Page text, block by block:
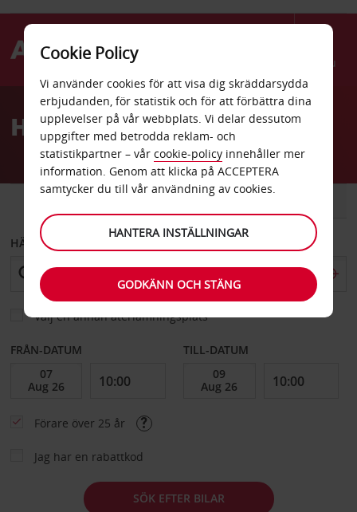
Menu
AvisHyrbil Chaumont
BIL
HÄMTA FRÅN
Välj en annan återlämningsplats
FRÅN-DATUM TILL-DATUM
Förare över 25 år
Jag har en rabattkod
SÖK EFTER BILAR
Cookie Policy
Vi använder cookies för att visa dig skräddarsydda
erbjudanden, för statistik och för att förbättra dina
upplevelser på vår webbplats. Vi delar dessutom
uppgifter med betrodda reklam- och
statistikpartner – vår cookie-policy innehåller mer
information. Genom att klicka på ACCEPTERA
samtycker du till vår användning av cookies.
HANTERA INSTÄLLNINGAR
GODKÄNN OCH STÄNG